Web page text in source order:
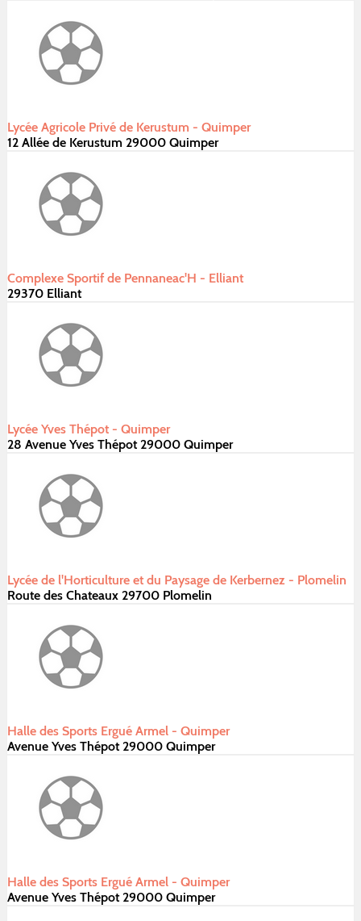
Lycée Agricole Privé de Kerustum - Quimper
12 Allée de Kerustum 29000 Quimper
Complexe Sportif de Pennaneac'H - Elliant
29370 Elliant
Lycée Yves Thépot - Quimper
28 Avenue Yves Thépot 29000 Quimper
Lycée de l'Horticulture et du Paysage de Kerbernez - Plomelin
Route des Chateaux 29700 Plomelin
Halle des Sports Ergué Armel - Quimper
Avenue Yves Thépot 29000 Quimper
Halle des Sports Ergué Armel - Quimper
Avenue Yves Thépot 29000 Quimper